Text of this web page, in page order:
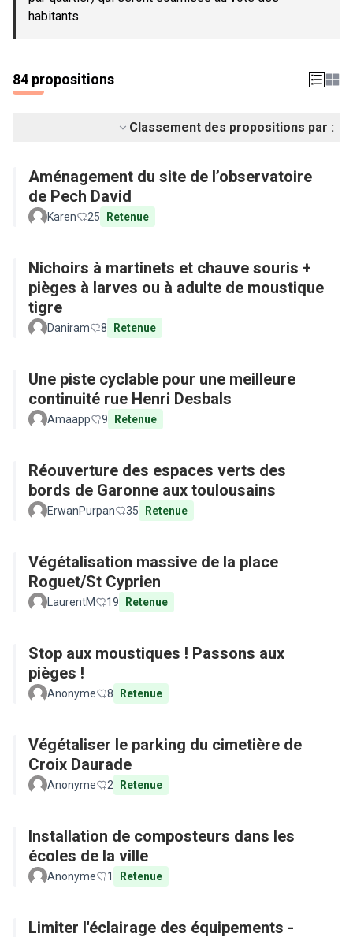
habitants.
84 propositions
Classement des propositions par :
Aménagement du site de l’observatoire
de Pech David
Karen 25 Retenue
Nichoirs à martinets et chauve souris +
pièges à larves ou à adulte de moustique
tigre
Daniram 8 Retenue
Une piste cyclable pour une meilleure
continuité rue Henri Desbals
Amaapp 9 Retenue
Réouverture des espaces verts des
bords de Garonne aux toulousains
ErwanPurpan 35 Retenue
Végétalisation massive de la place
Roguet/St Cyprien
LaurentM 19 Retenue
Stop aux moustiques ! Passons aux
pièges !
Anonyme 8 Retenue
Végétaliser le parking du cimetière de
Croix Daurade
Anonyme 2 Retenue
Installation de composteurs dans les
écoles de la ville
Anonyme 1 Retenue
Limiter l'éclairage des équipements -